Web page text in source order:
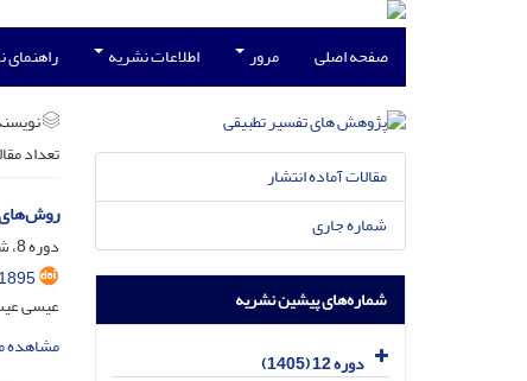
صفحه اصلی مرور اطلاعات نشریه
تعداد
روش‌های
دوره 8، شماره 1، فروردین 1401، صفحه
عیسی
مشاهده
مقالات آماده انتشار
شماره جاری
شماره‌های پیشین نشریه
دوره 12 (1405)